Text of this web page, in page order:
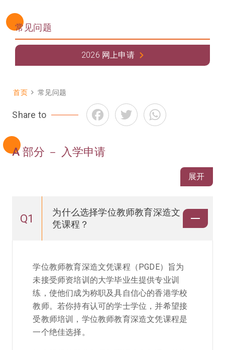
常见问题
2026 网上申请
包
首页 常见问题
Share to FacebookTwitter
A 部分 － 入学申请
展开
Q1
为什么选择学位教师教育深造文
凭课程？
学位教师教育深造文凭课程（PGDE）旨为
未接受师资培训的大学毕业生提供专业训
练，使他们成为称职及具自信心的香港学校
教师。若你持有认可的学士学位，并希望接
受教师培训，学位教师教育深造文凭课程是
一个绝佳选择。